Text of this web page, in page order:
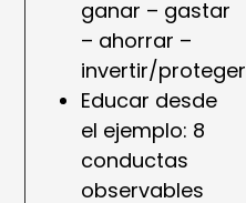
ganar – gastar
– ahorrar –
invertir/proteger
Educar desde
el ejemplo: 8
conductas
observables